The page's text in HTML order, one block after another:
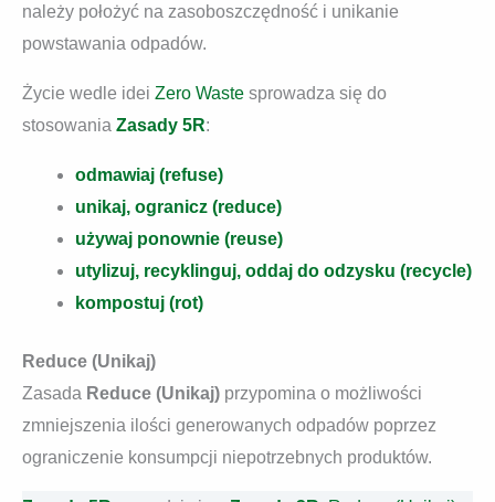
należy położyć na zasoboszczędność i unikanie
powstawania odpadów.
Życie wedle idei Zero Waste sprowadza się do
stosowania Zasady 5R:
odmawiaj (refuse)
unikaj, ogranicz (reduce)
używaj ponownie (reuse)
utylizuj, recyklinguj, oddaj do odzysku (recycle)
kompostuj (rot)
Reduce (Unikaj)
Zasada Reduce (Unikaj) przypomina o możliwości
zmniejszenia ilości generowanych odpadów poprzez
ograniczenie konsumpcji niepotrzebnych produktów.